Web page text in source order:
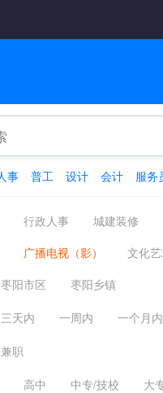
事 普工 设计 会计 服务
行政人事 城建装修
饮 金融保险 高级管理
法律 轻工工艺
广播电视（影） 文化
文科教师/老师 外语教师/老师
枣阳市区
枣阳乡镇
三天内 一周内 一个月内
兼职
高中 中专/技校 大